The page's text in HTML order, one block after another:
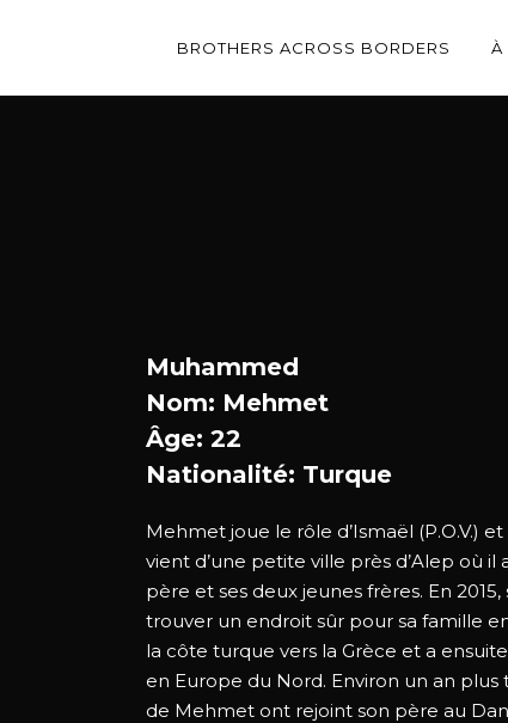
BROTHERS ACROSS BORDERS À
Muhammed
Nom: Mehmet
Âge: 22
Nationalité: Turque
Mehmet joue le rôle d’Ismaël (P.O.V.)
vient d’une petite ville près d’Alep où il
père et ses deux jeunes frères. En
trouver un endroit sûr pour sa famille
la côte turque vers la Grèce et a
en Europe du Nord. Environ un an
de Mehmet ont rejoint son père au